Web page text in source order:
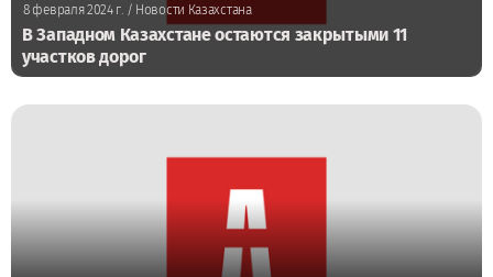
8 февраля 2024 г./ Новости Казахстана
В Западном Казахстане остаются закрытыми 11
участков дорог